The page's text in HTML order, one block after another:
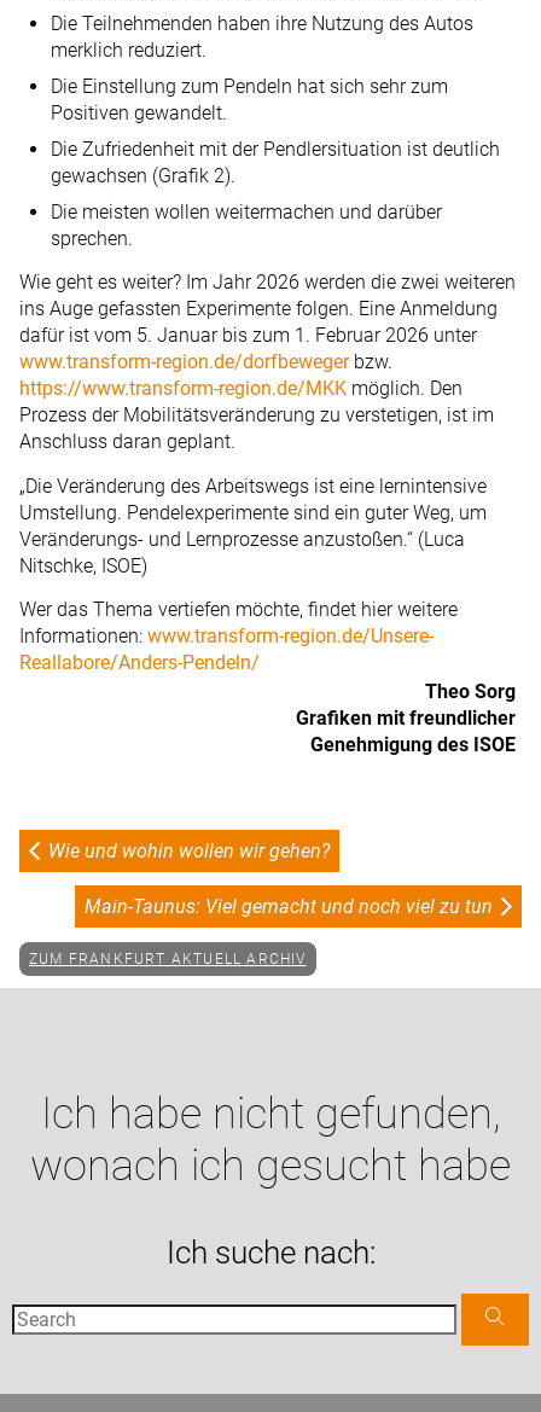
Die Teilnehmenden haben ihre Nutzung des Autos
merklich reduziert.
Die Einstellung zum Pendeln hat sich sehr zum
Positiven gewandelt.
Die Zufriedenheit mit der Pendlersituation ist deutlich
gewachsen (Grafik 2).
Die meisten wollen weitermachen und darüber
sprechen.
Wie geht es weiter? Im Jahr 2026 werden die zwei weiteren
ins Auge gefassten Experimente folgen. Eine Anmeldung
dafür ist vom 5. Januar bis zum 1. Februar 2026 unter
www.transform-region.de/dorfbewegerbzw.
https://www.transform-region.de/MKK möglich. Den
Prozess der Mobilitätsveränderung zu verstetigen, ist im
Anschluss daran geplant.
„Die Veränderung des Arbeitswegs ist eine lernintensive
Umstellung. Pendelexperimente sind ein guter Weg, um
Veränderungs- und Lernprozesse anzustoßen.“ (Luca
Nitschke, ISOE)
Wer das Thema vertiefen möchte, findet hier weitere
Informationen: www.transform-region.de/Unsere-
Reallabore/Anders-Pendeln/
Theo Sorg
Grafiken mit freundlicher
Genehmigung des ISOE
Wie und wohin wollen wir gehen?
Main-Taunus: Viel gemacht und noch viel zu tun
ZUM FRANKFURT AKTUELL ARCHIV
Ich habe nicht gefunden,
wonach ich gesucht habe
Ich suche nach: